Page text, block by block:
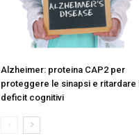
Alzheimer: proteina CAP2 per
proteggere le sinapsi e ritardare
deficit cognitivi